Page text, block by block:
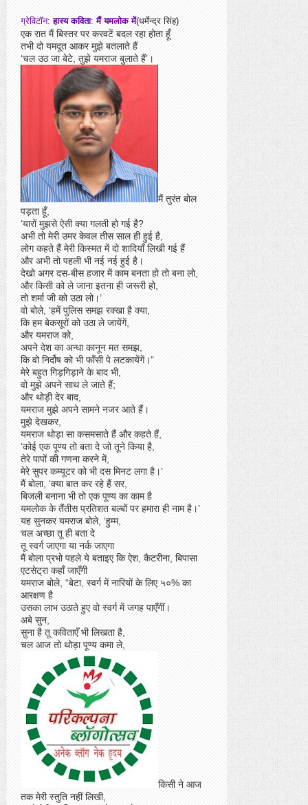
ग्रेविटॉन: हास्य कविता:मैं यमलोक में(धर्मेन्द्र सिंह)
एक रात मैं बिस्तर पर करवटें बदल रहा होता हूँ
तभी दो यमदूत आकर मुझे बतलाते हैं
‘चल उठ जा बेटे, तुझे यमराज बुलाते हैं’।
मैं तुरंत बोल
पड़ता हूँ,
‘यारों मुझसे ऐसी क्या गलती हो गई है?
अभी तो मेरी उमर केवल तीस साल ही हुई है,
लोग कहते हैं मेरी किस्मत में दो शादियाँ लिखी गई हैं
और अभी तो पहली भी नई नई हुई है।
देखो अगर दस-बीस हजार में काम बनता हो तो बना लो,
और किसी को ले जाना इतना ही जरूरी हो,
तो शर्मा जी को उठा लो।’
वो बोले, ‘हमें पुलिस समझ रक्खा है क्या,
कि हम बेकसूरों को उठा ले जायेंगें,
और यमराज को,
अपने देश का अन्धा कानून मत समझ,
कि वो निर्दोष को भी फाँसी पे लटकायेंगें।”
मेरे बहुत गिड़गिड़ाने के बाद भी,
वो मुझे अपने साथ ले जाते हैं;
और थोड़ी देर बाद,
यमराज मुझे अपने सामने नजर आते हैं।
मुझे देखकर,
यमराज थोड़ा सा कसमसाते हैं और कहते हैं,
‘कोई एक पूण्य तो बता दे जो तूने किया है,
तेरे पापों की गणना करने में,
मेरे सुपर कम्यूटर को भी दस मिनट लगा है।’
मैं बोला, ‘क्या बात कर रहे हैं सर,
बिजली बनाना भी तो एक पूण्य का काम है
यमलोक के तैंतीस प्रतिशत बल्बों पर हमारा ही नाम है।’
यह सुनकर यमराज बोले, ‘हुम्म,
चल अच्छा तू ही बता दे
तू स्वर्ग जाएगा या नर्क जाएगा
मैं बोला प्रभो पहले ये बताइए कि ऐश, कैटरीना, बिपासा
एटसेट्रा कहाँ जाएँगी
यमराज बोले, “बेटा, स्वर्ग में नारियों के लिए ५०% का
आरक्षण है
उसका लाभ उठाते हुए वो स्वर्ग में जगह पाएँगीं।
अबे सुन,
सुना है तू कविताएँ भी लिखता है,
चल आज तो थोड़ा पूण्य कमा ले,
किसी ने आज
तक मेरी स्तुति नहीं लिखी,